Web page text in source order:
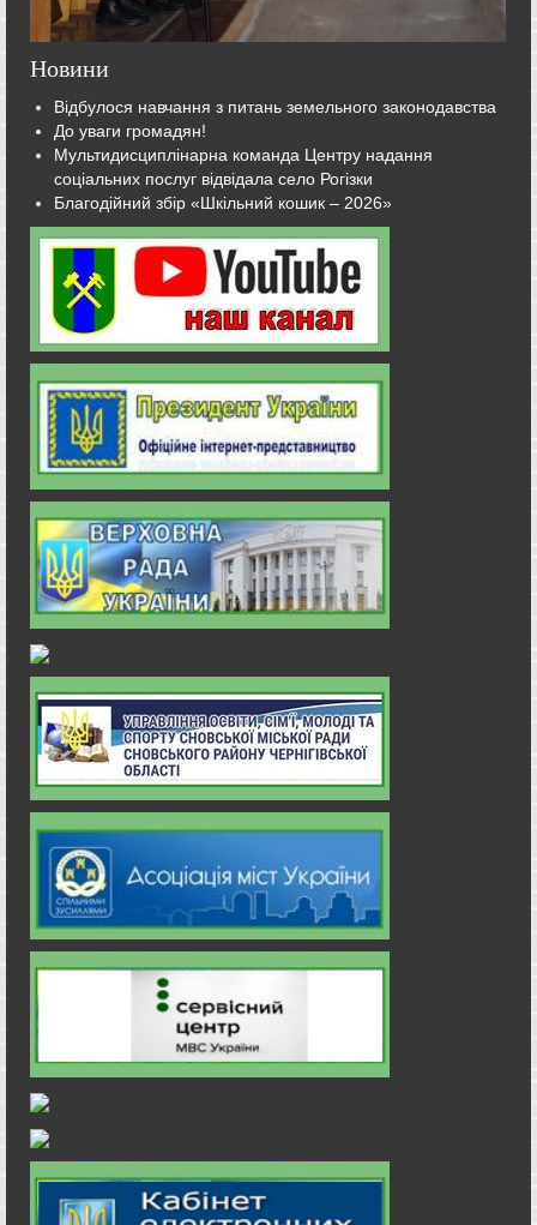
Новини
Відбулося навчання з питань земельного законодавства
До уваги громадян!
Мультидисциплінарна команда Центру надання
соціальних послуг відвідала село Рогізки
Благодійний збір «Шкільний кошик – 2026»